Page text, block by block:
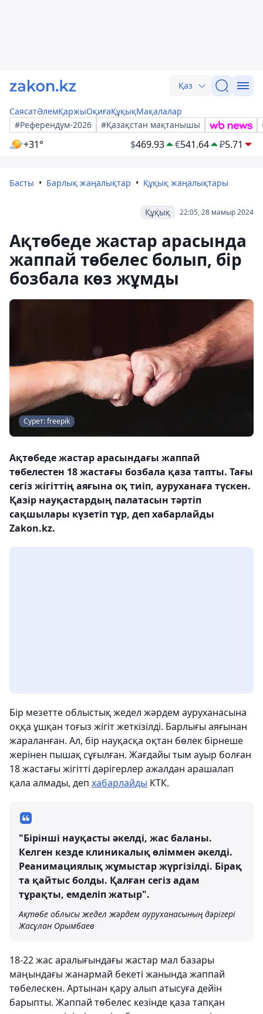
Қаз
СаясатӘлемҚаржыОқиғаҚұқықМақалалар
#Референдум-2026
#Қазақстан мақтанышы
+31° $469.93 €541.64 ₽5.71
Басты Барлық жаңалықтар Құқық жаңалықтары
22:05, 28 мамыр 2024
Құқық
Ақтөбеде жастар арасында
жаппай төбелес болып, бір
бозбала көз жұмды
Сурет: freepik
Ақтөбеде жастар арасындағы жаппай
төбелестен 18 жастағы бозбала қаза тапты. Тағы
сегіз жігіттің аяғына оқ тиіп, ауруханаға түскен.
Қазір науқастардың палатасын тәртіп
сақшылары күзетіп тұр, деп хабарлайды
Zakon.kz.
Бір мезетте облыстық жедел жәрдем ауруханасына
оққа ұшқан тоғыз жігіт жеткізілді. Барлығы аяғынан
жараланған. Ал, бір науқасқа оқтан бөлек бірнеше
жерінен пышақ сұғылған. Жағдайы тым ауыр болған
18 жастағы жігітті дәрігерлер ажалдан арашалап
қала алмады, деп хабарлайды КТК.
"Бірінші науқасты әкелді, жас баланы.
Келген кезде клиникалық өліммен әкелді.
Реанимациялық жұмыстар жүргізілді. Бірақ
та қайтыс болды. Қалған сегіз адам
тұрақты, емделіп жатыр".
Ақтөбе облысы жедел жәрдем ауруханасының дәрігері
Жасұлан Орымбаев
18-22 жас аралығындағы жастар мал базары
маңындағы жанармай бекеті жанында жаппай
төбелескен. Артынан қару алып атысуға дейін
барыпты. Жаппай төбелес кезінде қаза тапқан